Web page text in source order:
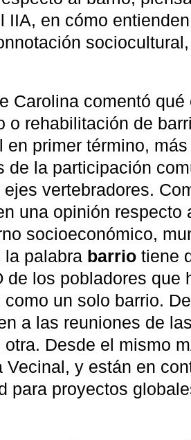
IIA, en cómo
Carolina comentó
o rehabilitación de
en primer término,
de la participación
vertebradores.
una opinión respecto
socioeconómico,
la palabra barrio tiene
de los pobladores que
como un solo barrio.
a las reuniones de
Desde el mismo
Vecinal, y están en
para proyectos